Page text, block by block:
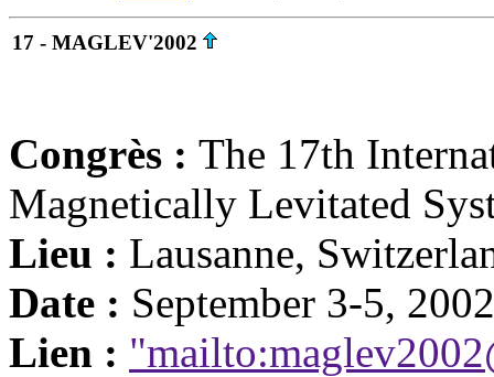
17 - MAGLEV'2002
Congrès : The 17th
Magnetically Levitated
Lieu : Lausanne,
Date : September 3-5, 2002
Lien :